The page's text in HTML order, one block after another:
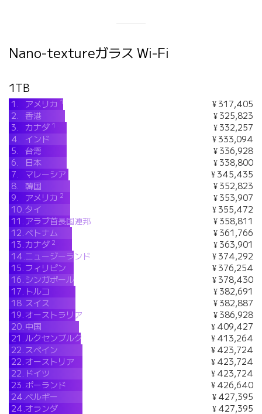
Nano-textureガラス Wi-Fi
1TB
1. アメリカ 1
¥ 317,405
2.
香港
¥ 325,823
3.
カナダ 1
¥ 332,257
4.
インド
¥ 333,094
5.
台湾
¥ 336,928
6.
日本
¥ 338,800
7.
マレーシア
¥ 345,435
8.
韓国
¥ 352,823
9.
アメリカ 2
¥ 353,907
10.タイ
¥ 355,472
11. アラブ首長国連邦
¥ 358,811
12.ベトナム
¥ 361,766
13.カナダ 2
¥ 363,901
14.ニュージーランド
¥ 374,292
15. フィリピン
¥ 376,254
16. シンガポール
¥ 378,430
17. トルコ
¥ 382,691
18. スイス
¥ 382,887
19.オーストラリア
¥ 386,928
20. 中国
¥ 409,427
21.ルクセンブルク
¥ 413,264
22. スペイン
¥ 423,724
22.オーストリア
¥ 423,724
22. ドイツ
¥ 423,724
23. ポーランド
¥ 426,640
24.ベルギー
¥ 427,395
24.オランダ ¥ 427,395